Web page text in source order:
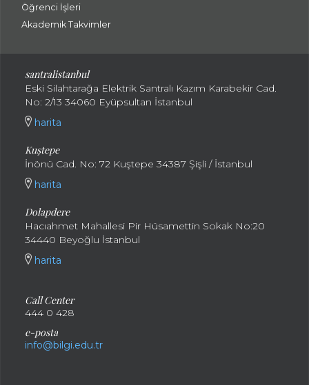
Öğrenci İşleri
Akademik Takvimler
santralistanbul
Eski Silahtarağa Elektrik Santralı Kazım Karabekir Cad.
No: 2/13 34060 Eyüpsultan İstanbul
harita
Kuştepe
İnönü Cad. No: 72 Kuştepe 34387 Şişli / İstanbul
harita
Dolapdere
Hacıahmet Mahallesi Pir Hüsamettin Sokak No:20
34440 Beyoğlu İstanbul
harita
Call Center
444 0 428
e-posta
info@bilgi.edu.tr